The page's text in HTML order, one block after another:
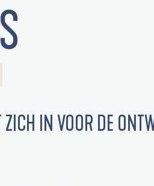
IN VOOR DE